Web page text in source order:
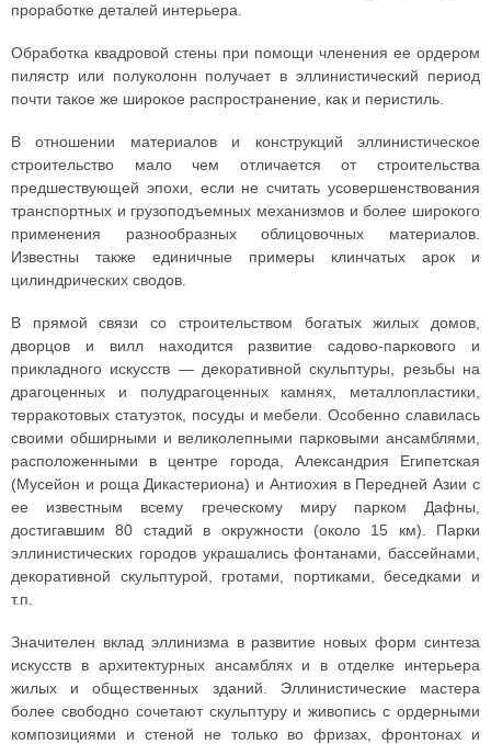
проработке деталей интерьера.
Обработка квадровой стены при помощи членения ее ордером
пилястр или полуколонн получает в эллинистический период
почти такое же широкое распространение, как и перистиль.
В отношении материалов и конструкций эллинистическое
строительство мало чем отличается от строительства
предшествующей эпохи, если не считать усовершенствования
транспортных и грузоподъемных механизмов и более широкого
применения разнообразных облицовочных материалов.
Известны также единичные примеры клинчатых арок и
цилиндрических сводов.
В прямой связи со строительством богатых жилых домов,
дворцов и вилл находится развитие садово-паркового и
прикладного искусств — декоративной скульптуры, резьбы на
драгоценных и полудрагоценных камнях, металлопластики,
терракотовых статуэток, посуды и мебели. Особенно славилась
своими обширными и великолепными парковыми ансамблями,
расположенными в центре города, Александрия Египетская
(Мусейон и роща Дикастериона) и Антиохия в Передней Азии с
ее известным всему греческому миру парком Дафны,
достигавшим 80 стадий в окружности (около 15 км). Парки
эллинистических городов украшались фонтанами, бассейнами,
декоративной скульптурой, гротами, портиками, беседками и
т.п.
Значителен вклад эллинизма в развитие новых форм синтеза
искусств в архитектурных ансамблях и в отделке интерьера
жилых и общественных зданий. Эллинистические мастера
более свободно сочетают скульптуру и живопись с ордерными
композициями и стеной не только во фризах, фронтонах и